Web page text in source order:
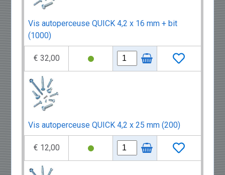
Vis autoperceuse QUICK 4,2 x 16 mm + bit
(1000)
€ 32,00
Vis autoperceuse QUICK 4,2 x 25 mm (200)
€ 12,00